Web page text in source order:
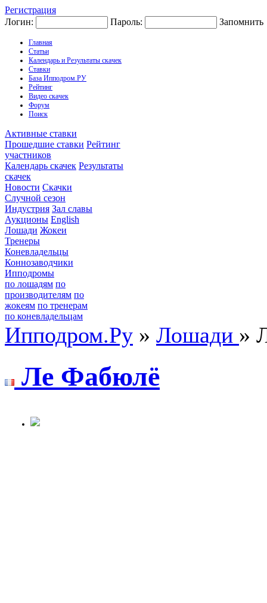
Регистрация
Логин:
Пароль: Запомнить
Главная
Статьи
Календарь и Результаты скачек
Ставки
База Ипподром.РУ
Рейтинг
Видео скачек
Форум
Поиск
Активные ставки
Прошедшие ставки Рейтинг
участников
Календарь скачек Результаты
скачек
Новости Скачки
Случной сезон
Индустрия Зал славы
Аукционы English
Лошади Жокеи
Тренеры
Коневладельцы
Коннозаводчики
Ипподромы
по лошадям по
производителям по
жокеям по тренерам
по коневладельцам
Ипподром.Ру » Лошади »
Ле Фaбюлё